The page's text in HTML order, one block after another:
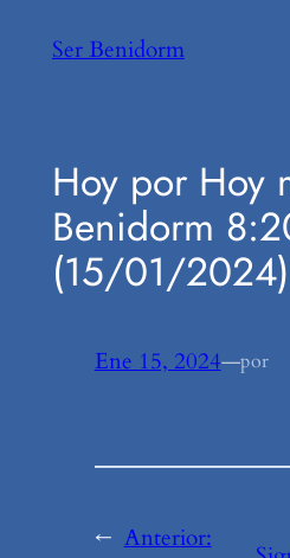
Ser Benidorm
Hoy por Hoy
Benidorm
(15/01/2024)
Ene 15, 2024—por
← Anterior: